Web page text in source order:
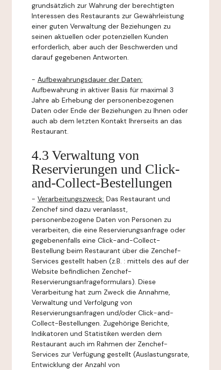
grundsätzlich zur Wahrung der berechtigten
Interessen des Restaurants zur Gewährleistung
einer guten Verwaltung der Beziehungen zu
seinen aktuellen oder potenziellen Kunden
erforderlich, aber auch der Beschwerden und
darauf gegebenen Antworten.
- Aufbewahrungsdauer der Daten:
Aufbewahrung in aktiver Basis für maximal 3
Jahre ab Erhebung der personenbezogenen
Daten oder Ende der Beziehungen zu Ihnen oder
auch ab dem letzten Kontakt Ihrerseits an das
Restaurant.
4.3 Verwaltung von
Reservierungen und Click-
and-Collect-Bestellungen
- Verarbeitungszweck: Das Restaurant und
Zenchef sind dazu veranlasst,
personenbezogene Daten von Personen zu
verarbeiten, die eine Reservierungsanfrage oder
gegebenenfalls eine Click-and-Collect-
Bestellung beim Restaurant über die Zenchef-
Services gestellt haben (z.B. : mittels des auf der
Website befindlichen Zenchef-
Reservierungsanfrageformulars). Diese
Verarbeitung hat zum Zweck die Annahme,
Verwaltung und Verfolgung von
Reservierungsanfragen und/oder Click-and-
Collect-Bestellungen. Zugehörige Berichte,
Indikatoren und Statistiken werden dem
Restaurant auch im Rahmen der Zenchef-
Services zur Verfügung gestellt (Auslastungsrate,
Entwicklung der Anzahl von